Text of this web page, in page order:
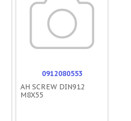
0912080553
AH SCREW DIN912
M8X55